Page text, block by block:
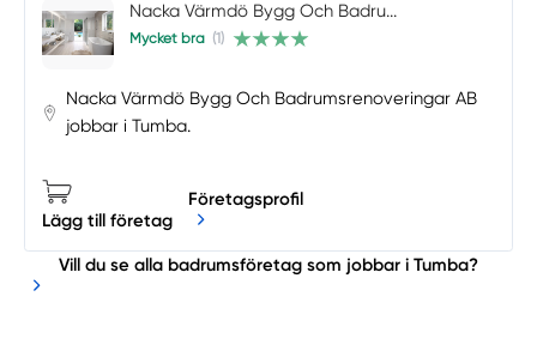
Nacka Värmdö Bygg Och Badru...
Mycket bra (1)
Nacka Värmdö Bygg Och Badrumsrenoveringar AB
jobbar i Tumba.
Lägg till företag
Företagsprofil
Vill du se alla badrumsföretag som jobbar i Tumba?